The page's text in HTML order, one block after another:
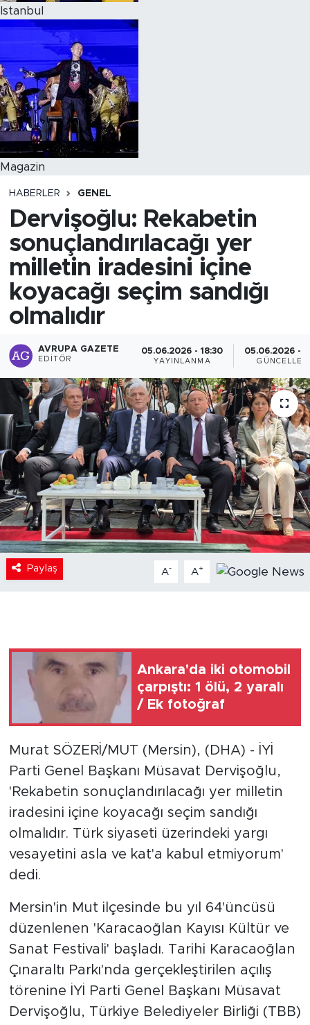
Istanbul
Magazin
HABERLER GENEL
Dervişoğlu: Rekabetin
sonuçlandırılacağı yer
milletin iradesini içine
koyacağı seçim sandığı
olmalıdır
AVRUPA GAZETE
EDITÖR
05.06.2026 - 18:30
YAYINLANMA
05.06.2026 -
Paylaş A- A+
Ankara'da iki otomobil
çarpıştı: 1 ölü, 2 yaralı
/ Ek fotoğraf
Murat SÖZERİ/MUT (Mersin), (DHA) - İYİ
Parti Genel Başkanı Müsavat Dervişoğlu,
'Rekabetin sonuçlandırılacağı yer milletin
iradesini içine koyacağı seçim sandığı
olmalıdır. Türk siyaseti üzerindeki yargı
vesayetini asla ve kat'a kabul etmiyorum'
dedi.
Mersin'in Mut ilçesinde bu yıl 64'üncüsü
düzenlenen 'Karacaoğlan Kayısı Kültür ve
Sanat Festivali' başladı. Tarihi Karacaoğlan
Çınaraltı Parkı'nda gerçekleştirilen açılış
törenine İYİ Parti Genel Başkanı Müsavat
Dervişoğlu, Türkiye Belediyeler Birliği (TBB)